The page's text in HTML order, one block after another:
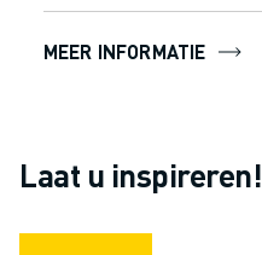
MEER INFORMATIE
Laat u inspireren!